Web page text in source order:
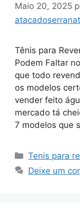
Maio 20, 2025
Tênis para
Podem Faltar
que todo
os modelos
vender feito
mercado tá
7 modelos que
Categorias
Tenis para
Deixe um